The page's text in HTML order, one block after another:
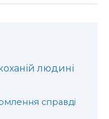
людині
справді